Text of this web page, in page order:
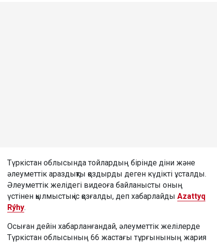
Түркістан облысында тойлардың бірінде діни және
әлеуметтік араздықты қоздырды деген күдікті ұсталды.
Әлеуметтік желідегі видеоға байланысты оның
үстінен қылмыстық іс қозғалды, деп хабарлайды Azattyq
Rýhy.
Осыған дейін хабарланғандай, әлеуметтік желілерде
Түркістан облысының 66 жастағы тұрғынының жария